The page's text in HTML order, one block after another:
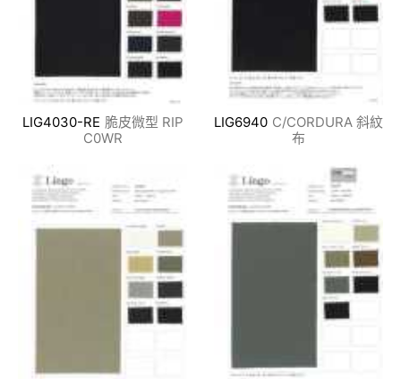
LIG4030-RE 脆皮微型 RIP
C0WR
LIG6940 C/CORDURA 斜紋
布